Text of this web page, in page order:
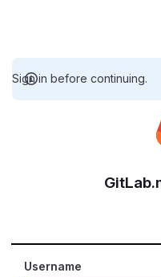
Sign in before continuing.
Username